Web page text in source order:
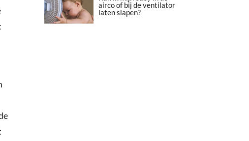
airco of bij de ventilator
laten slapen?